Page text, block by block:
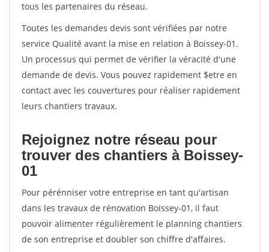
tous les partenaires du réseau.
Toutes les demandes devis sont vérifiées par notre
service Qualité avant la mise en relation à Boissey-01.
Un processus qui permet de vérifier la véracité d'une
demande de devis. Vous pouvez rapidement $etre en
contact avec les couvertures pour réaliser rapidement
leurs chantiers travaux.
Rejoignez notre réseau pour
trouver des chantiers à Boissey-
01
Pour pérénniser votre entreprise en tant qu'artisan
dans les travaux de rénovation Boissey-01, il faut
pouvoir alimenter régulièrement le planning chantiers
de son entreprise et doubler son chiffre d'affaires.